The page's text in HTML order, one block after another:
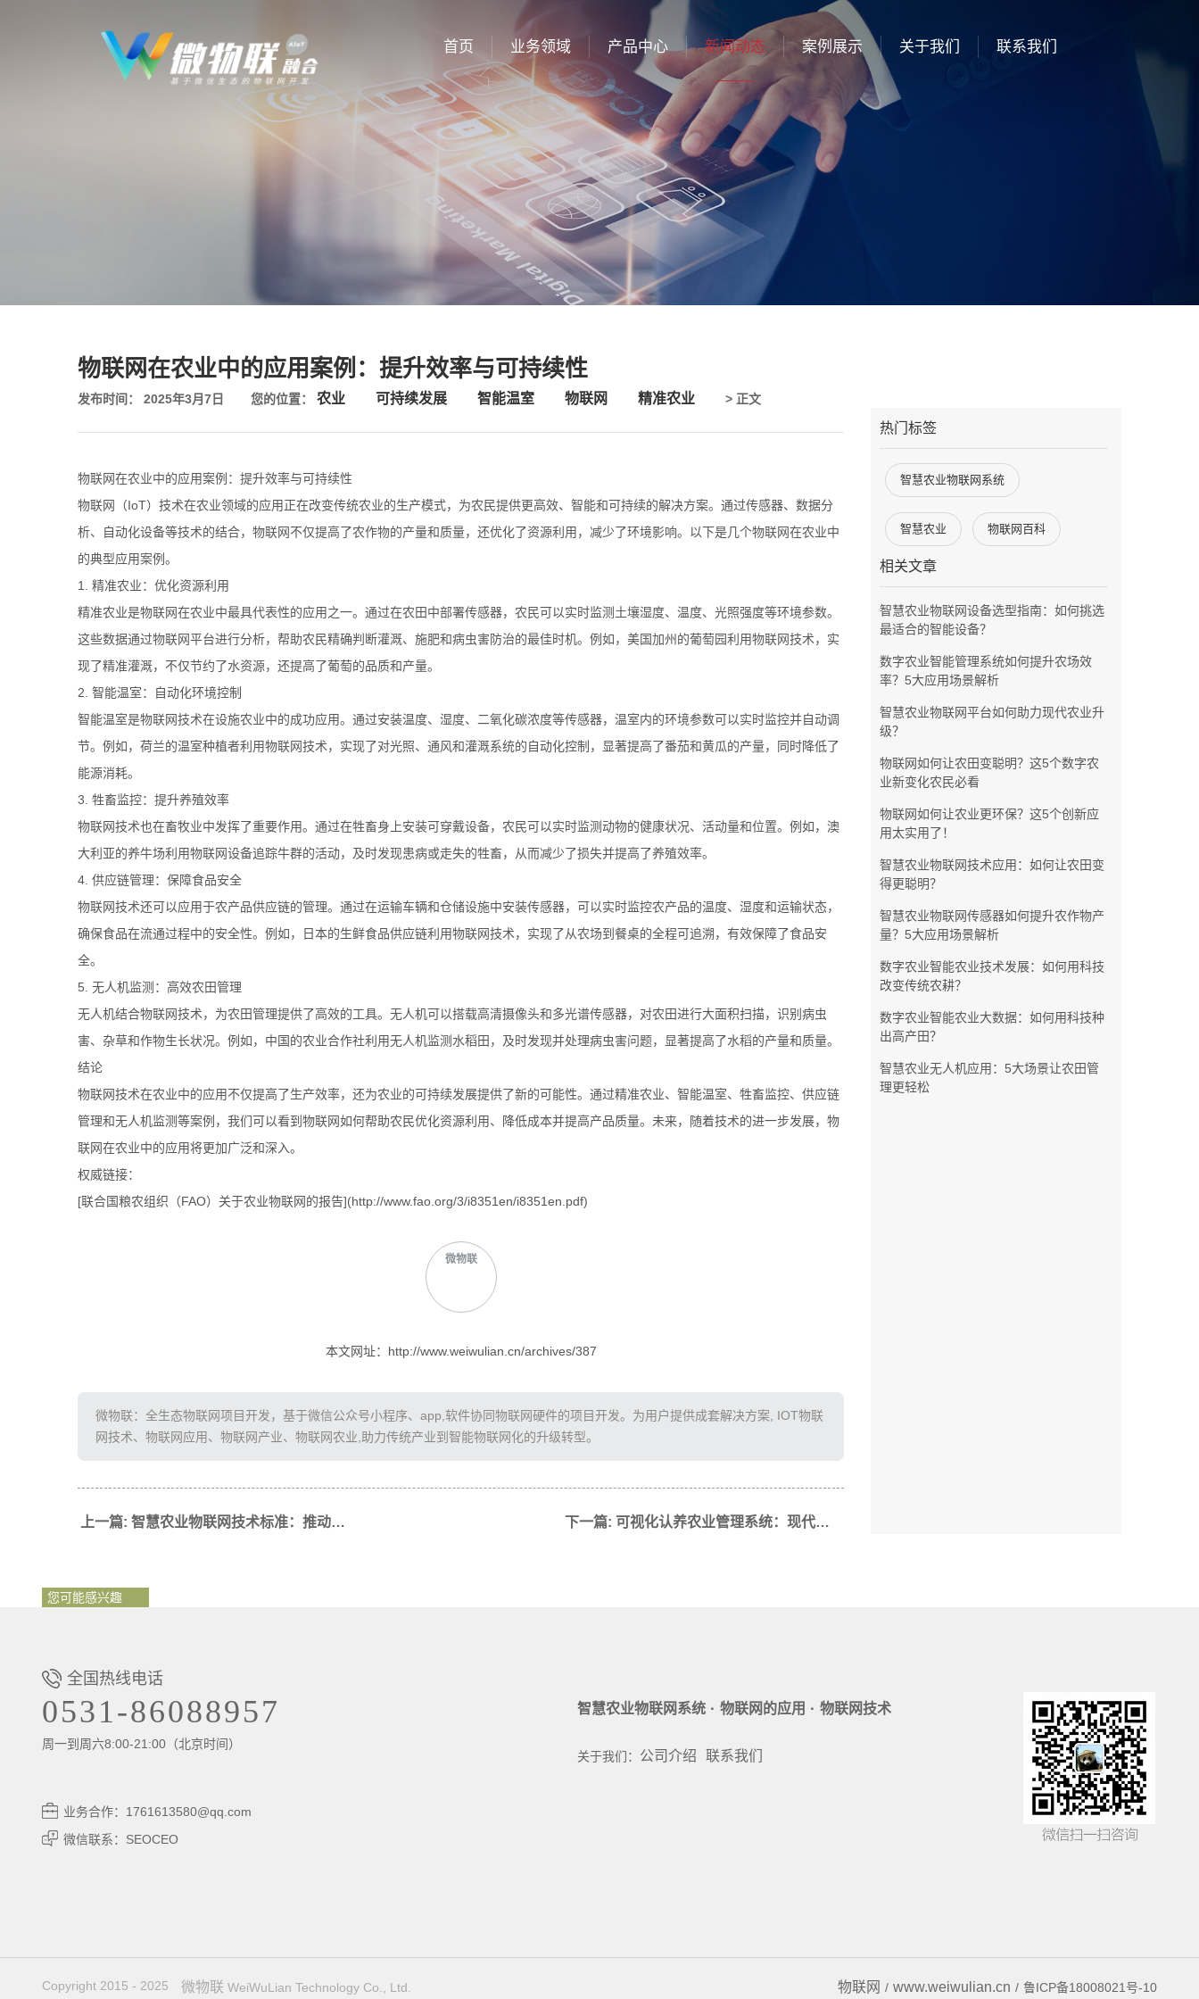
首页 业务领域 产品中心 新闻动态 案例展示 关于我们 联系我们
物联网在农业中的应用案例：提升效率与可持续性
发布时间： 2025年3月7日 您的位置： 农业 可持续发展 智能温室 物联网 精准农业 > 正文
物联网在农业中的应用案例：提升效率与可持续性
物联网（IoT）技术在农业领域的应用正在改变传统农业的生产模式，为农民提供更高效、智能和可持续的解决方案。通过传感器、数据分
析、自动化设备等技术的结合，物联网不仅提高了农作物的产量和质量，还优化了资源利用，减少了环境影响。以下是几个物联网在农业中
的典型应用案例。
1. 精准农业：优化资源利用
精准农业是物联网在农业中最具代表性的应用之一。通过在农田中部署传感器，农民可以实时监测土壤湿度、温度、光照强度等环境参数。
这些数据通过物联网平台进行分析，帮助农民精确判断灌溉、施肥和病虫害防治的最佳时机。例如，美国加州的葡萄园利用物联网技术，实
现了精准灌溉，不仅节约了水资源，还提高了葡萄的品质和产量。
2. 智能温室：自动化环境控制
智能温室是物联网技术在设施农业中的成功应用。通过安装温度、湿度、二氧化碳浓度等传感器，温室内的环境参数可以实时监控并自动调
节。例如，荷兰的温室种植者利用物联网技术，实现了对光照、通风和灌溉系统的自动化控制，显著提高了番茄和黄瓜的产量，同时降低了
能源消耗。
3. 牲畜监控：提升养殖效率
物联网技术也在畜牧业中发挥了重要作用。通过在牲畜身上安装可穿戴设备，农民可以实时监测动物的健康状况、活动量和位置。例如，澳
大利亚的养牛场利用物联网设备追踪牛群的活动，及时发现患病或走失的牲畜，从而减少了损失并提高了养殖效率。
4. 供应链管理：保障食品安全
物联网技术还可以应用于农产品供应链的管理。通过在运输车辆和仓储设施中安装传感器，可以实时监控农产品的温度、湿度和运输状态，
确保食品在流通过程中的安全性。例如，日本的生鲜食品供应链利用物联网技术，实现了从农场到餐桌的全程可追溯，有效保障了食品安
全。
5. 无人机监测：高效农田管理
无人机结合物联网技术，为农田管理提供了高效的工具。无人机可以搭载高清摄像头和多光谱传感器，对农田进行大面积扫描，识别病虫
害、杂草和作物生长状况。例如，中国的农业合作社利用无人机监测水稻田，及时发现并处理病虫害问题，显著提高了水稻的产量和质量。
结论
物联网技术在农业中的应用不仅提高了生产效率，还为农业的可持续发展提供了新的可能性。通过精准农业、智能温室、牲畜监控、供应链
管理和无人机监测等案例，我们可以看到物联网如何帮助农民优化资源利用、降低成本并提高产品质量。未来，随着技术的进一步发展，物
联网在农业中的应用将更加广泛和深入。
权威链接：
[联合国粮农组织（FAO）关于农业物联网的报告](http://www.fao.org/3/i8351en/i8351en.pdf)
微物联
本文网址：http://www.weiwulian.cn/archives/387
微物联：全生态物联网项目开发，基于微信公众号小程序、app,软件协同物联网硬件的项目开发。为用户提供成套解决方案, IOT物联
网技术、物联网应用、物联网产业、物联网农业,助力传统产业到智能物联网化的升级转型。
上一篇: 智慧农业物联网技术标准：推动农业现代化的关键 下一篇: 可视化认养农业管理系统：现代农业的新引擎
热门标签
智慧农业物联网系统
智慧农业 物联网百科
相关文章
智慧农业物联网设备选型指南：如何挑选
最适合的智能设备？
数字农业智能管理系统如何提升农场效
率？5大应用场景解析
智慧农业物联网平台如何助力现代农业升
级？
物联网如何让农田变聪明？这5个数字农
业新变化农民必看
物联网如何让农业更环保？这5个创新应
用太实用了！
智慧农业物联网技术应用：如何让农田变
得更聪明？
智慧农业物联网传感器如何提升农作物产
量？5大应用场景解析
数字农业智能农业技术发展：如何用科技
改变传统农耕？
数字农业智能农业大数据：如何用科技种
出高产田？
智慧农业无人机应用：5大场景让农田管
理更轻松
您可能感兴趣
全国热线电话
0531-86088957
周一到周六8:00-21:00（北京时间）
业务合作：1761613580@qq.com
微信联系：SEOCEO
智慧农业物联网系统 · 物联网的应用 · 物联网技术
关于我们： 公司介绍 联系我们
Copyright 2015 - 2025 微物联 WeiWuLian Technology Co., Ltd. 物联网 / www.weiwulian.cn / 鲁ICP备18008021号-10